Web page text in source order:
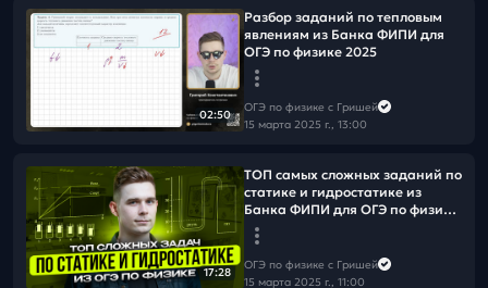
02:50
Разбор заданий по тепловым
явлениям из Банка ФИПИ для
ОГЭ по физике 2025
ОГЭ по физике с Гришей
15 марта 2025 г., 13:00
17:28
ТОП самых сложных заданий по
статике и гидростатике из
Банка ФИПИ для ОГЭ по физике
2025
ОГЭ по физике с Гришей
15 марта 2025 г., 11:00